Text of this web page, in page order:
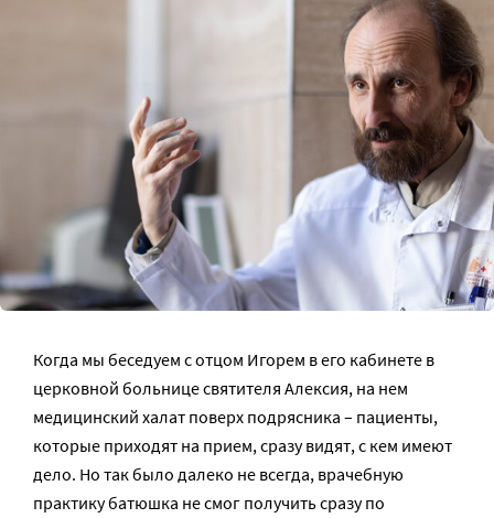
Когда мы беседуем с отцом Игорем в его кабинете в
церковной больнице святителя Алексия, на нем
медицинский халат поверх подрясника – пациенты,
которые приходят на прием, сразу видят, с кем имеют
дело. Но так было далеко не всегда, врачебную
практику батюшка не смог получить сразу по